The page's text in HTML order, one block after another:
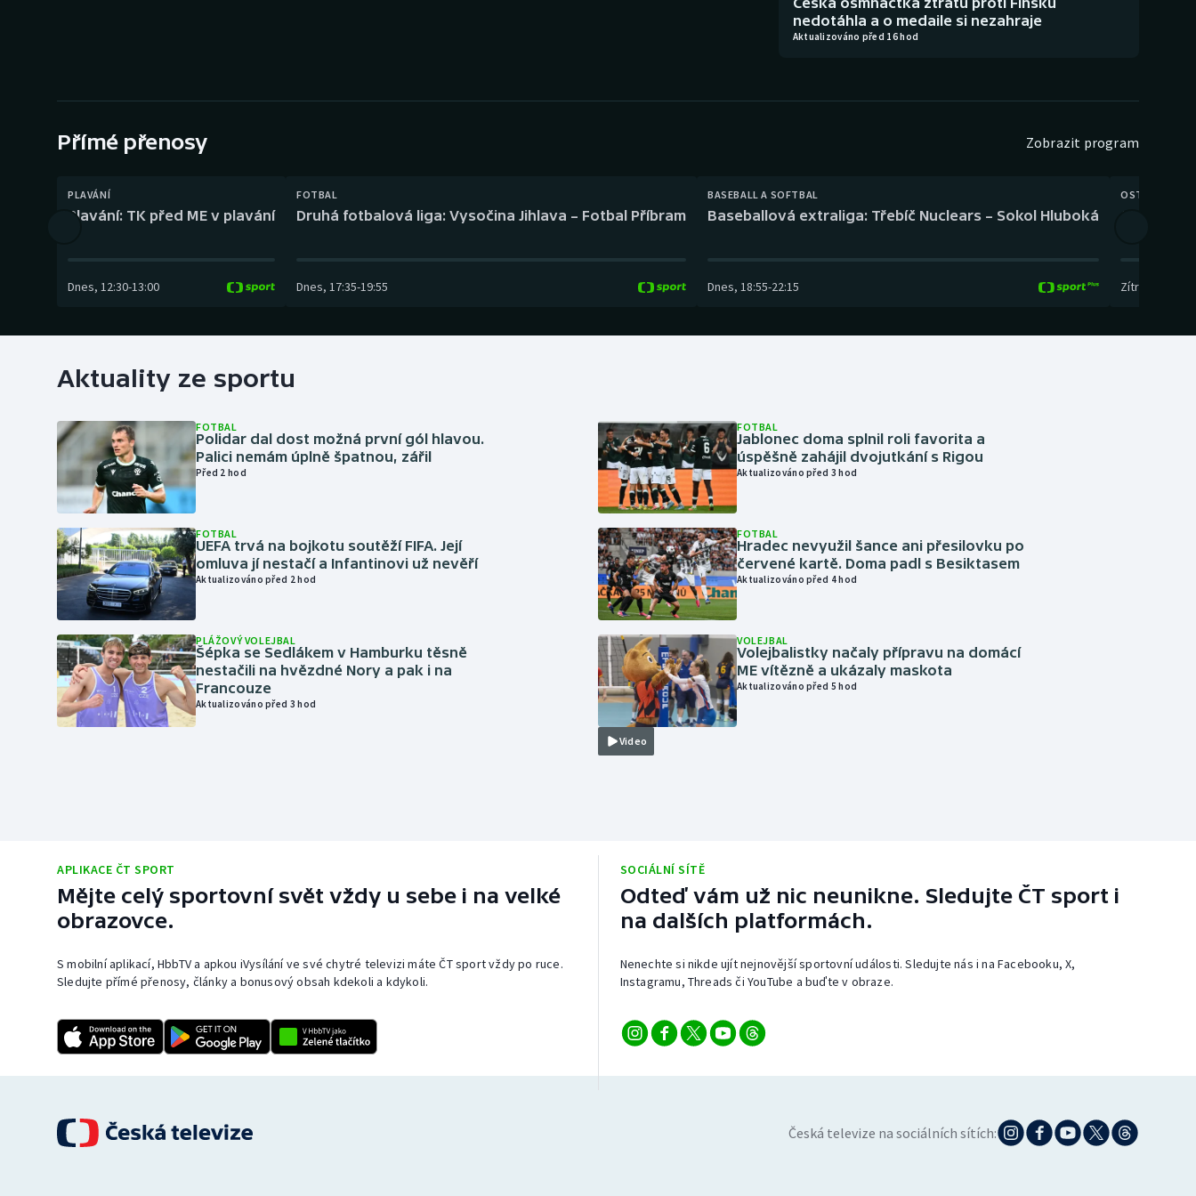
Gymnastika Plážový volejbal
nedotáhla a o medaile si nezahraje
Aktualizováno před 16 hod
Přímé přenosy Zobrazit program
PLAVÁNÍ
Plavání: TK před ME v plavání
Dnes, 12:30-13:00
FOTBAL
Druhá fotbalová liga: Vysočina Jihlava – Fotbal Příbram
Dnes, 17:35-19:55
BASEBALL A SOFTBAL
Baseballová extraliga: Třebíč Nuclears – Sokol Hluboká
Dnes, 18:55-22:15
OSTATNÍ
Zítra
Aktuality ze sportu
FOTBAL
Polidar dal dost možná první gól hlavou.
Palici nemám úplně špatnou, zářil
Před 2 hod
FOTBAL
UEFA trvá na bojkotu soutěží FIFA. Její
omluva jí nestačí a Infantinovi už nevěří
Aktualizováno před 2 hod
PLÁŽOVÝ VOLEJBAL
Šépka se Sedlákem v Hamburku těsně
nestačili na hvězdné Nory a pak i na
Francouze
Aktualizováno před 3 hod
FOTBAL
Jablonec doma splnil roli favorita a
úspěšně zahájil dvojutkání s Rigou
Aktualizováno před 3 hod
FOTBAL
Hradec nevyužil šance ani přesilovku po
červené kartě. Doma padl s Besiktasem
Aktualizováno před 4 hod
Video
VOLEJBAL
Volejbalistky načaly přípravu na domácí
ME vítězně a ukázaly maskota
Aktualizováno před 5 hod
APLIKACE ČT SPORT
Mějte celý sportovní svět vždy u sebe i na velké
obrazovce.
S mobilní aplikací, HbbTV a apkou iVysílání ve své chytré televizi máte ČT sport vždy po ruce.
Sledujte přímé přenosy, články a bonusový obsah kdekoli a kdykoli.
SOCIÁLNÍ SÍTĚ
Odteď vám už nic neunikne. Sledujte ČT sport i
na dalších platformách.
Nenechte si nikde ujít nejnovější sportovní události. Sledujte nás i na Facebooku, X,
Instagramu, Threads či YouTube a buďte v obraze.
Česká televize na sociálních sítích: